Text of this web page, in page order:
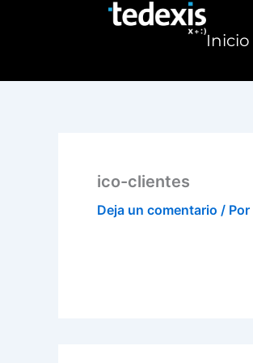
Inicio
ico-clientes
Deja un comentario / Por